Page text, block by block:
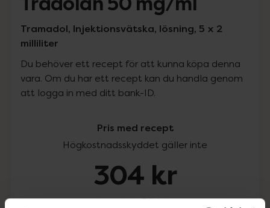
Tramadol, Injektionsvätska, lösning, 5 x 2
milliliter
Du behöver ett recept för att kunna köpa denna
vara. Om du har ett recept kan du handla genom
att logga in med ditt bank-ID.
Pris med recept
Högkostnadsskyddet gäller inte
304 kr
I apotek:304 kr